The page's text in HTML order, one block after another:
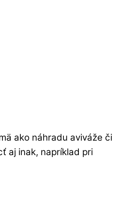
ako náhradu aviváže či
aj inak, napríklad pri